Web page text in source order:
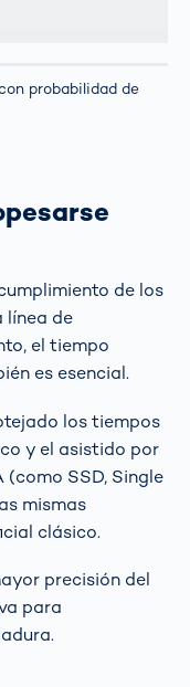
probabilidad de
de los
línea de
el tiempo
es esencial.
los tiempos
y el asistido por
SSD, Single
mismas
clásico.
precisión del
para